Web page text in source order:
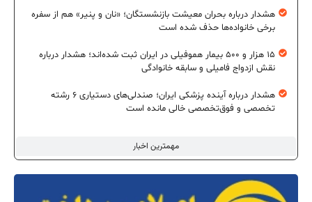
مهمترین اخبار
هشدار درباره بحران معیشت بازنشستگان؛ «نان و پنیر» هم از سفره
برخی خانواده‌ها حذف شده است
۱۵ هزار و ۵۰۰ بیمار هموفیلی در ایران ثبت شده‌اند؛ هشدار درباره
نقش ازدواج فامیلی و سابقه خانوادگی
هشدار درباره آینده پزشکی ایران؛ صندلی‌های دستیاری ۶ رشته
تخصصی و فوق‌تخصصی خالی مانده است